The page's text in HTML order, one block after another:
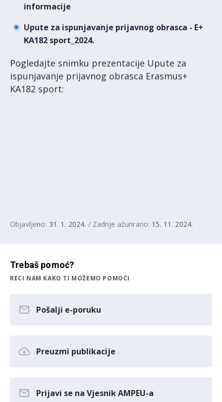
informacije
Upute za ispunjavanje prijavnog obrasca - E+
KA182 sport_2024.
Pogledajte snimku prezentacije Upute za
ispunjavanje prijavnog obrasca Erasmus+
KA182 sport:
Objavljeno: 31. 1. 2024. / Zadnje ažurirano: 15. 11. 2024.
Trebaš pomoć?
RECI NAM KAKO TI MOŽEMO POMOĆI
Pošalji e-poruku
Preuzmi publikacije
Prijavi se na Vjesnik AMPEU-a